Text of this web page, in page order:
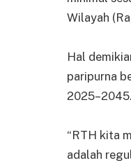
Wilayah
Hal
paripurna
2025–2045.
“RTH kita
adalah